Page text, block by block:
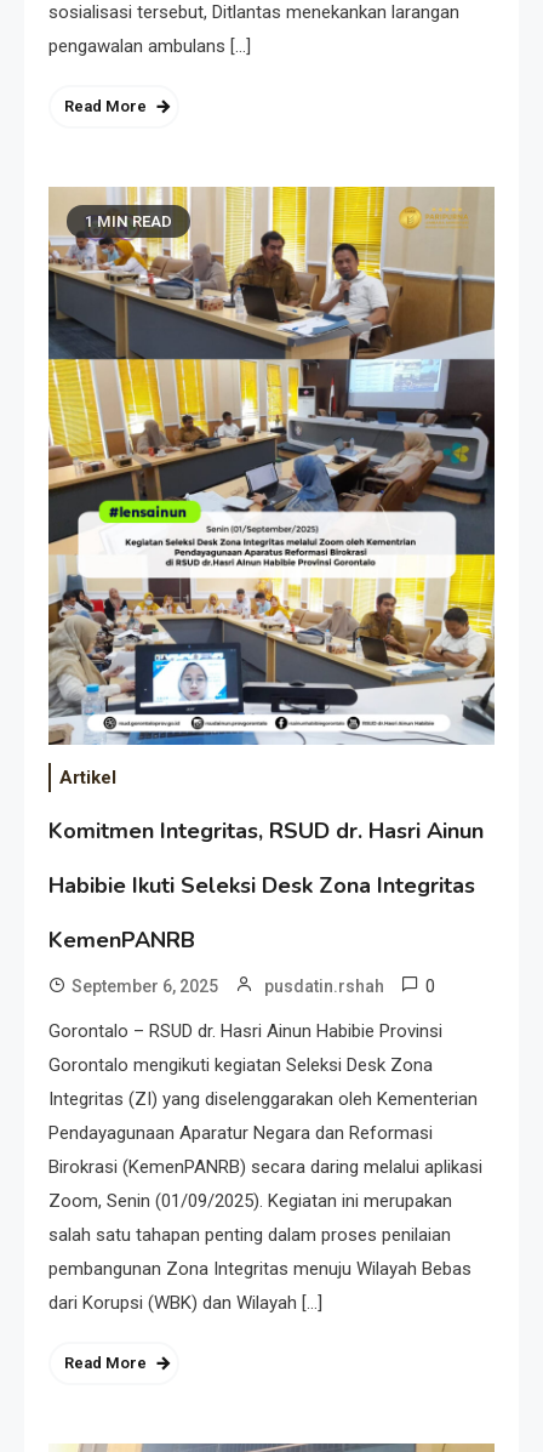
sosialisasi tersebut, Ditlantas menekankan larangan
pengawalan ambulans […]
Read More
1 MIN READ
Artikel
Komitmen Integritas, RSUD dr. Hasri Ainun
Habibie Ikuti Seleksi Desk Zona Integritas
KemenPANRB
September 6, 2025 pusdatin.rshah 0
Gorontalo – RSUD dr. Hasri Ainun Habibie Provinsi
Gorontalo mengikuti kegiatan Seleksi Desk Zona
Integritas (ZI) yang diselenggarakan oleh Kementerian
Pendayagunaan Aparatur Negara dan Reformasi
Birokrasi (KemenPANRB) secara daring melalui aplikasi
Zoom, Senin (01/09/2025). Kegiatan ini merupakan
salah satu tahapan penting dalam proses penilaian
pembangunan Zona Integritas menuju Wilayah Bebas
dari Korupsi (WBK) dan Wilayah […]
Read More